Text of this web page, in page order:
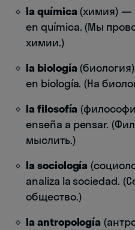
la química (химия) —
en química. (Мы
химии.)
la biología
en biología. (На
la filosofía
enseña a pensar.
мыслить.)
la sociología
analiza la sociedad.
общество.)
la antropología